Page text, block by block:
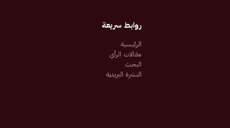
روابط سريعة
الرئيسية
مقالات الرأي
البحث
النشرة البريدية